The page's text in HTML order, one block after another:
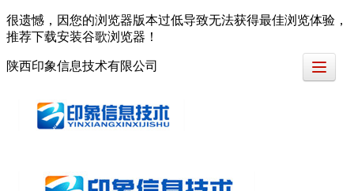
很遗憾，因您的浏览器版本过低导致无法获得最佳浏览体验，
推荐下载安装谷歌浏览器！
陕西印象信息技术有限公司